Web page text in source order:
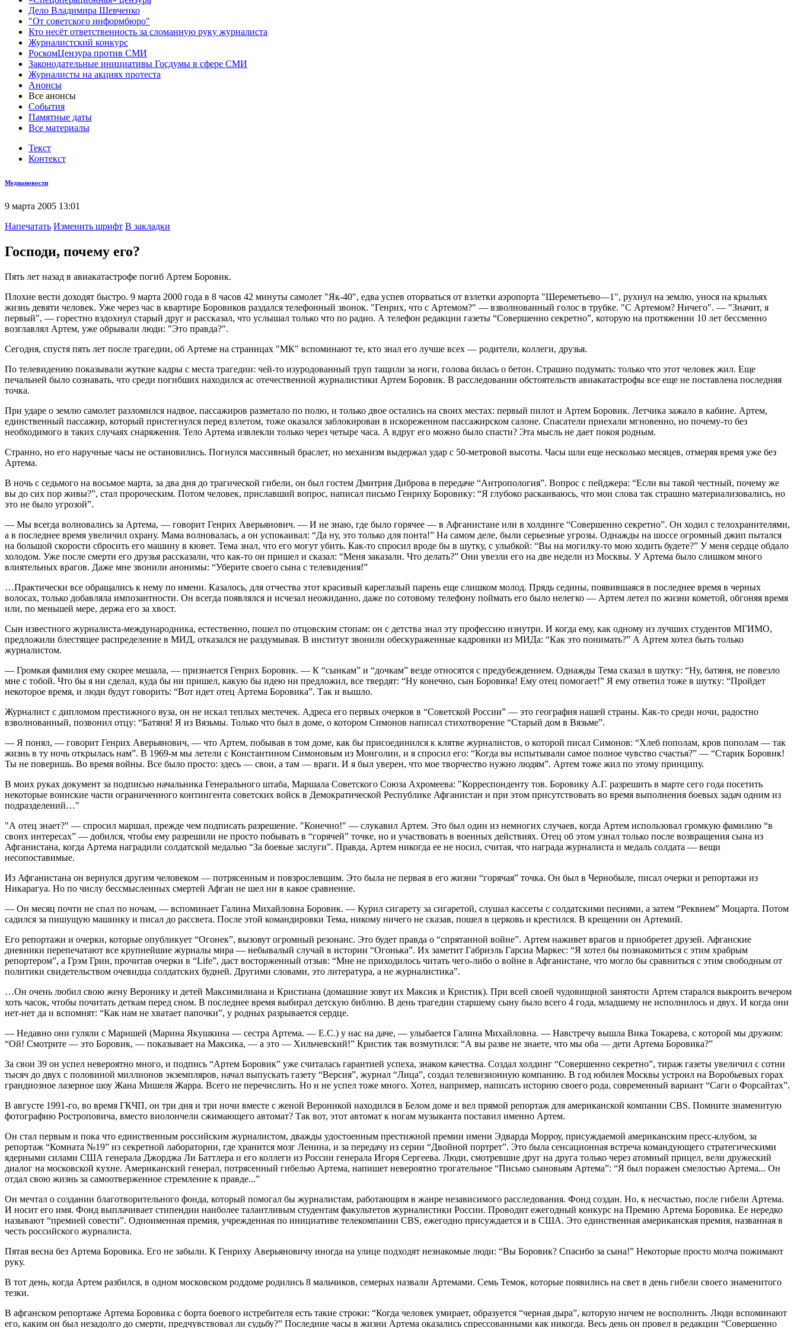
Дело Владимира Шевченко
"От советского информбюро"
Кто несёт ответственность за сломанную руку журналиста
Журналистский конкурс
РоскомЦензура против СМИ
Законодательные инициативы Госдумы в сфере СМИ
Журналисты на акциях протеста
Анонсы
Все анонсы
События
Памятные даты
Все материалы
Текст
Контекст
Медиановости
9 марта 2005 13:01
Напечатать Изменить шрифт В закладки
Господи, почему его?
Пять лет назад в авиакатастрофе погиб Артем Боровик.
Плохие вести доходят быстро. 9 марта 2000 года в 8 часов 42 минуты самолет "Як-40", едва успев оторваться от взлетки аэропорта "Шереметьево—1", рухнул на землю, унося на крыльях
жизнь девяти человек. Уже через час в квартире Боровиков раздался телефонный звонок. "Генрих, что с Артемом?" — взволнованный голос в трубке. "С Артемом? Ничего". — "Значит, я
первый", — горестно вздохнул старый друг и рассказал, что услышал только что по радио. А телефон редакции газеты “Совершенно секретно”, которую на протяжении 10 лет бессменно
возглавлял Артем, уже обрывали люди: "Это правда?".
Сегодня, спустя пять лет после трагедии, об Артеме на страницах "МК" вспоминают те, кто знал его лучше всех — родители, коллеги, друзья.
По телевидению показывали жуткие кадры с места трагедии: чей-то изуродованный труп тащили за ноги, голова билась о бетон. Страшно подумать: только что этот человек жил. Еще
печальней было сознавать, что среди погибших находился ас отечественной журналистики Артем Боровик. В расследовании обстоятельств авиакатастрофы все еще не поставлена последняя
точка.
При ударе о землю самолет разломился надвое, пассажиров разметало по полю, и только двое остались на своих местах: первый пилот и Артем Боровик. Летчика зажало в кабине. Артем,
единственный пассажир, который пристегнулся перед взлетом, тоже оказался заблокирован в искореженном пассажирском салоне. Спасатели приехали мгновенно, но почему-то без
необходимого в таких случаях снаряжения. Тело Артема извлекли только через четыре часа. А вдруг его можно было спасти? Эта мысль не дает покоя родным.
Странно, но его наручные часы не остановились. Погнулся массивный браслет, но механизм выдержал удар с 50-метровой высоты. Часы шли еще несколько месяцев, отмеряя время уже без
Артема.
В ночь с седьмого на восьмое марта, за два дня до трагической гибели, он был гостем Дмитрия Диброва в передаче “Антропология”. Вопрос с пейджера: “Если вы такой честный, почему же
вы до сих пор живы?”, стал пророческим. Потом человек, приславший вопрос, написал письмо Генриху Боровику: “Я глубоко раскаиваюсь, что мои слова так страшно материализовались, но
это не было угрозой”.
— Мы всегда волновались за Артема, — говорит Генрих Аверьянович. — И не знаю, где было горячее — в Афганистане или в холдинге “Совершенно секретно”. Он ходил с телохранителями,
а в последнее время увеличил охрану. Мама волновалась, а он успокаивал: “Да ну, это только для понта!” На самом деле, были серьезные угрозы. Однажды на шоссе огромный джип пытался
на большой скорости сбросить его машину в кювет. Тема знал, что его могут убить. Как-то спросил вроде бы в шутку, с улыбкой: “Вы на могилку-то мою ходить будете?” У меня сердце обдало
холодом. Уже после смерти его друзья рассказали, что как-то он пришел и сказал: “Меня заказали. Что делать?” Они увезли его на две недели из Москвы. У Артема было слишком много
влиятельных врагов. Даже мне звонили анонимы: “Уберите своего сына с телевидения!”
…Практически все обращались к нему по имени. Казалось, для отчества этот красивый кареглазый парень еще слишком молод. Прядь седины, появившаяся в последнее время в черных
волосах, только добавляла импозантности. Он всегда появлялся и исчезал неожиданно, даже по сотовому телефону поймать его было нелегко — Артем летел по жизни кометой, обгоняя время
или, по меньшей мере, держа его за хвост.
Сын известного журналиста-международника, естественно, пошел по отцовским стопам: он с детства знал эту профессию изнутри. И когда ему, как одному из лучших студентов МГИМО,
предложили блестящее распределение в МИД, отказался не раздумывая. В институт звонили обескураженные кадровики из МИДа: “Как это понимать?” А Артем хотел быть только
журналистом.
— Громкая фамилия ему скорее мешала, — признается Генрих Боровик. — К “сынкам” и “дочкам” везде относятся с предубеждением. Однажды Тема сказал в шутку: “Ну, батяня, не повезло
мне с тобой. Что бы я ни сделал, куда бы ни пришел, какую бы идею ни предложил, все твердят: “Ну конечно, сын Боровика! Ему отец помогает!” Я ему ответил тоже в шутку: “Пройдет
некоторое время, и люди будут говорить: “Вот идет отец Артема Боровика”. Так и вышло.
Журналист с дипломом престижного вуза, он не искал теплых местечек. Адреса его первых очерков в “Советской России” — это география нашей страны. Как-то среди ночи, радостно
взволнованный, позвонил отцу: “Батяня! Я из Вязьмы. Только что был в доме, о котором Симонов написал стихотворение “Старый дом в Вязьме”.
— Я понял, — говорит Генрих Аверьянович, — что Артем, побывав в том доме, как бы присоединился к клятве журналистов, о которой писал Симонов: “Хлеб пополам, кров пополам — так
жизнь в ту ночь открылась нам”. В 1969-м мы летели с Константином Симоновым из Монголии, и я спросил его: “Когда вы испытывали самое полное чувство счастья?” — “Старик Боровик!
Ты не поверишь. Во время войны. Все было просто: здесь — свои, а там — враги. И я был уверен, что мое творчество нужно людям”. Артем тоже жил по этому принципу.
В моих руках документ за подписью начальника Генерального штаба, Маршала Советского Союза Ахромеева: "Корреспонденту тов. Боровику А.Г. разрешить в марте сего года посетить
некоторые воинские части ограниченного контингента советских войск в Демократической Республике Афганистан и при этом присутствовать во время выполнения боевых задач одним из
подразделений…"
"А отец знает?" — спросил маршал, прежде чем подписать разрешение. "Конечно!" — слукавил Артем. Это был один из немногих случаев, когда Артем использовал громкую фамилию “в
своих интересах” — добился, чтобы ему разрешили не просто побывать в “горячей” точке, но и участвовать в военных действиях. Отец об этом узнал только после возвращения сына из
Афганистана, когда Артема наградили солдатской медалью “За боевые заслуги”. Правда, Артем никогда ее не носил, считая, что награда журналиста и медаль солдата — вещи
несопоставимые.
Из Афганистана он вернулся другим человеком — потрясенным и повзрослевшим. Это была не первая в его жизни “горячая” точка. Он был в Чернобыле, писал очерки и репортажи из
Никарагуа. Но по числу бессмысленных смертей Афган не шел ни в какое сравнение.
— Он месяц почти не спал по ночам, — вспоминает Галина Михайловна Боровик. — Курил сигарету за сигаретой, слушал кассеты с солдатскими песнями, а затем “Реквием” Моцарта. Потом
садился за пишущую машинку и писал до рассвета. После этой командировки Тема, никому ничего не сказав, пошел в церковь и крестился. В крещении он Артемий.
Его репортажи и очерки, которые опубликует “Огонек”, вызовут огромный резонанс. Это будет правда о “спрятанной войне”. Артем наживет врагов и приобретет друзей. Афганские
дневники перепечатают все крупнейшие журналы мира — небывалый случай в истории “Огонька”. Их заметит Габриэль Гарсиа Маркес: “Я хотел бы познакомиться с этим храбрым
репортером”, а Грэм Грин, прочитав очерки в “Life”, даст восторженный отзыв: “Мне не приходилось читать чего-либо о войне в Афганистане, что могло бы сравниться с этим свободным от
политики свидетельством очевидца солдатских будней. Другими словами, это литература, а не журналистика”.
…Он очень любил свою жену Веронику и детей Максимилиана и Кристиана (домашние зовут их Максик и Кристик). При всей своей чудовищной занятости Артем старался выкроить вечером
хоть часок, чтобы почитать деткам перед сном. В последнее время выбирал детскую библию. В день трагедии старшему сыну было всего 4 года, младшему не исполнилось и двух. И когда они
нет-нет да и вспомнят: “Как нам не хватает папочки”, у родных разрывается сердце.
— Недавно они гуляли с Маришей (Марина Якушкина — сестра Артема. — Е.С.) у нас на даче, — улыбается Галина Михайловна. — Навстречу вышла Вика Токарева, с которой мы дружим:
“Ой! Смотрите — это Боровик, — показывает на Максика, — а это — Хильчевский!” Кристик так возмутился: “А вы разве не знаете, что мы оба — дети Артема Боровика?”
За свои 39 он успел невероятно много, и подпись “Артем Боровик” уже считалась гарантией успеха, знаком качества. Создал холдинг “Совершенно секретно”, тираж газеты увеличил с сотни
тысяч до двух с половиной миллионов экземпляров, начал выпускать газету “Версия”, журнал “Лица”, создал телевизионную компанию. В год юбилея Москвы устроил на Воробьевых горах
грандиозное лазерное шоу Жана Мишеля Жарра. Всего не перечислить. Но и не успел тоже много. Хотел, например, написать историю своего рода, современный вариант “Саги о Форсайтах”.
В августе 1991-го, во время ГКЧП, он три дня и три ночи вместе с женой Вероникой находился в Белом доме и вел прямой репортаж для американской компании CBS. Помните знаменитую
фотографию Ростроповича, вместо виолончели сжимающего автомат? Так вот, этот автомат к ногам музыканта поставил именно Артем.
Он стал первым и пока что единственным российским журналистом, дважды удостоенным престижной премии имени Эдварда Морроу, присуждаемой американским пресс-клубом, за
репортаж “Комната №19” из секретной лаборатории, где хранится мозг Ленина, и за передачу из серии “Двойной портрет”. Это была сенсационная встреча командующего стратегическими
ядерными силами США генерала Джорджа Ли Баттлера и его коллеги из России генерала Игоря Сергеева. Люди, смотревшие друг на друга только через атомный прицел, вели дружеский
диалог на московской кухне. Американский генерал, потрясенный гибелью Артема, напишет невероятно трогательное “Письмо сыновьям Артема”: “Я был поражен смелостью Артема... Он
отдал свою жизнь за самоотверженное стремление к правде...”
Он мечтал о создании благотворительного фонда, который помогал бы журналистам, работающим в жанре независимого расследования. Фонд создан. Но, к несчастью, после гибели Артема.
И носит его имя. Фонд выплачивает стипендии наиболее талантливым студентам факультетов журналистики России. Проводит ежегодный конкурс на Премию Артема Боровика. Ее нередко
называют “премией совести”. Одноименная премия, учрежденная по инициативе телекомпании CBS, ежегодно присуждается и в США. Это единственная американская премия, названная в
честь российского журналиста.
Пятая весна без Артема Боровика. Его не забыли. К Генриху Аверьяновичу иногда на улице подходят незнакомые люди: “Вы Боровик? Спасибо за сына!” Некоторые просто молча пожимают
руку.
В тот день, когда Артем разбился, в одном московском роддоме родились 8 мальчиков, семерых назвали Артемами. Семь Темок, которые появились на свет в день гибели своего знаменитого
тезки.
В афганском репортаже Артема Боровика с борта боевого истребителя есть такие строки: “Когда человек умирает, образуется “черная дыра”, которую ничем не восполнить. Люди вспоминают
его, каким он был незадолго до смерти, предчувствовал ли судьбу?” Последние часы в жизни Артема оказались спрессованными как никогда. Весь день он провел в редакции “Совершенно